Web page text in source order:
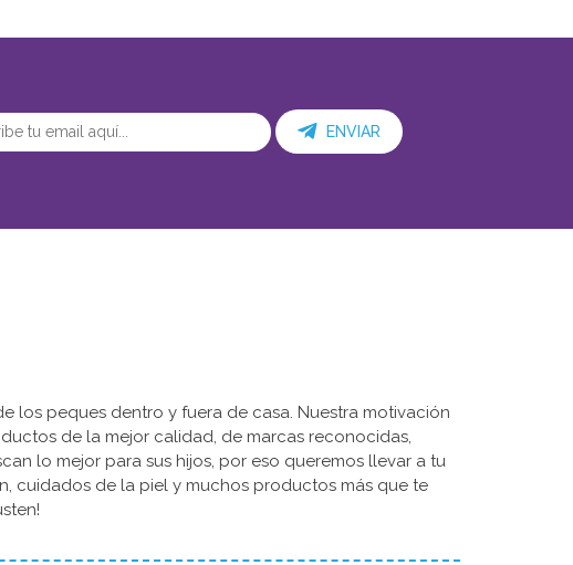
ENVIAR
los peques dentro y fuera de casa. Nuestra motivación
de la mejor calidad, de marcas reconocidas,
lo mejor para sus hijos, por eso queremos llevar a tu
cuidados de la piel y muchos productos más que te